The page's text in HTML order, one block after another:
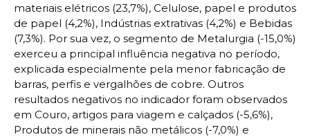
materiais elétricos (23,7%), Celulose, papel e produtos
de papel (4,2%), Indústrias extrativas (4,2%) e Bebidas
(7,3%). Por sua vez, o segmento de Metalurgia (-15,0%)
exerceu a principal influência negativa no período,
explicada especialmente pela menor fabricação de
barras, perfis e vergalhões de cobre. Outros
resultados negativos no indicador foram observados
em Couro, artigos para viagem e calçados (-5,6%),
Produtos de minerais não metálicos (-7,0%) e